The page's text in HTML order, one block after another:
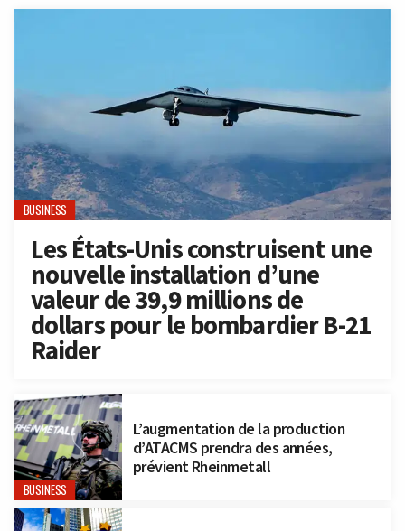
BUSINESS
Les États-Unis construisent une
nouvelle installation d’une
valeur de 39,9 millions de
dollars pour le bombardier B-21
Raider
BUSINESS
L’augmentation de la production
d’ATACMS prendra des années,
prévient Rheinmetall